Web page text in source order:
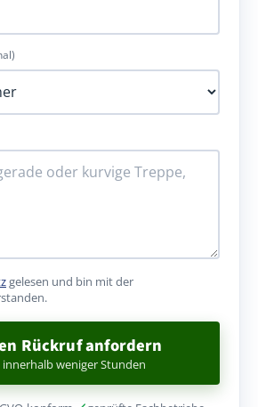
gelesen und bin mit der
Rückruf anfordern
weniger Stunden